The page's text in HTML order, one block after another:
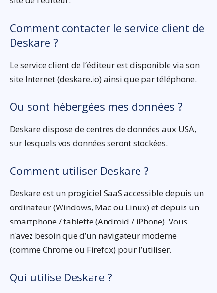
Comment contacter le service client de
Deskare ?
Le service client de l’éditeur est disponible via son
site Internet (deskare.io) ainsi que par téléphone.
Ou sont hébergées mes données ?
Deskare dispose de centres de données aux USA,
sur lesquels vos données seront stockées.
Comment utiliser Deskare ?
Deskare est un progiciel SaaS accessible depuis un
ordinateur (Windows, Mac ou Linux) et depuis un
smartphone / tablette (Android / iPhone). Vous
n’avez besoin que d’un navigateur moderne
(comme Chrome ou Firefox) pour l’utiliser.
Qui utilise Deskare ?